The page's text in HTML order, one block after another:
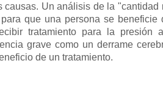
causas. Un análisis de la "cantidad
que una persona se
tratamiento para la presión
grave como un derrame
de un tratamiento.